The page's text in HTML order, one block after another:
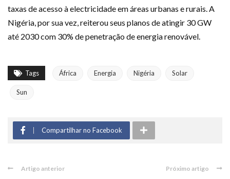
taxas de acesso à electricidade em áreas urbanas e rurais. A
Nigéria, por sua vez, reiterou seus planos de atingir 30 GW
até 2030 com 30% de penetração de energia renovável.
Tags África Energia Nigéria Solar
Sun
Compartilhar no Facebook
Artigo anterior Próximo artigo